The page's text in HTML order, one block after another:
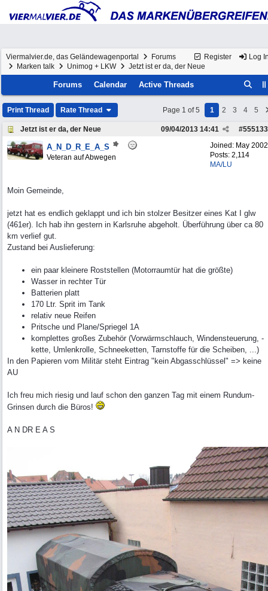
Register Log
Viermalvier.de, das Geländewagenportal
Forums
Marken talk
Unimog + LKW Jetzt ist er da, der Neue
Forums Calendar Active Threads
Print Thread Rate Thread Page 1 of 5 1 2 3 4 5
Jetzt ist er da, der Neue #555133
09/04/2013 14:41
Joined: May 2002
Posts: 2,114
MA/LU
A_N_D_R_E_A_S
Veteran auf Abwegen
Moin Gemeinde,
jetzt hat es endlich geklappt und ich bin stolzer Besitzer eines Kat I glw
(461er). Ich hab ihn gestern in Karlsruhe abgeholt. Überführung über ca 80
km verlief gut.
Zustand bei Auslieferung:
ein paar kleinere Roststellen (Motorraumtür hat die größte)
Wasser in rechter Tür
Batterien platt
170 Ltr. Sprit im Tank
relativ neue Reifen
Pritsche und Plane/Spriegel 1A
komplettes großes Zubehör (Vorwärmschlauch, Windensteuerung, -
kette, Umlenkrolle, Schneeketten, Tarnstoffe für die Scheiben, ...)
In den Papieren vom Militär steht Eintrag "kein Abgasschlüssel" => keine
AU
Ich freu mich riesig und lauf schon den ganzen Tag mit einem Rundum-
Grinsen durch die Büros!
A N DR E A S